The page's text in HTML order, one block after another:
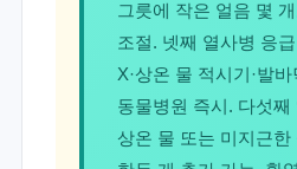
그릇에 작은 얼음 몇
조절. 넷째 열사병 응
X·상온 물 적시기·발바
동물병원 즉시. 다섯
상온 물 또는 미지근한